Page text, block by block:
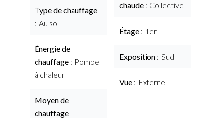
Type de chauffage
Au sol
Énergie de
chauffage
Pompe
à chaleur
Moyen de
chauffage
chaude
Collective
Étage 1er
Exposition Sud
Vue Externe